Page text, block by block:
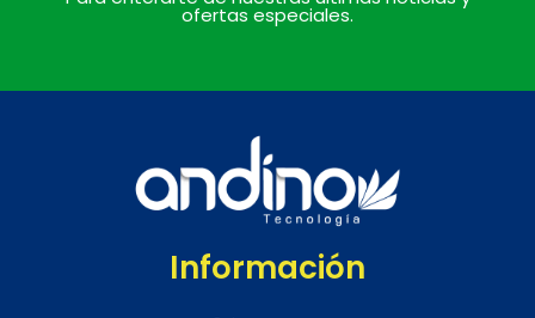
ofertas especiales.
Información